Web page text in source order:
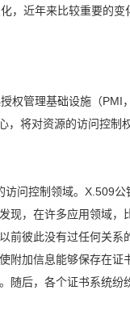
，近年来比较重要的变
权管理基础设施（PMI
，将对资源的访问控制
问控制领域。X.509
现，在许多应用领域，
前彼此没有过任何关系
附加信息能够保存在证
随后，各个证书系统纷